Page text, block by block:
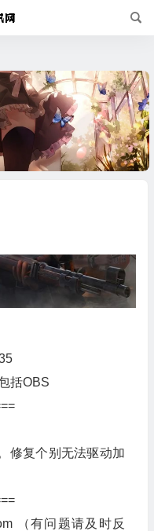
括OBS
修复个别无法驱动加
（有问题请及时反